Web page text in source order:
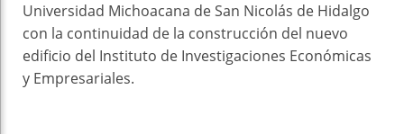
Universidad Michoacana de San Nicolás de Hidalgo
con la continuidad de la construcción del nuevo
edificio del Instituto de Investigaciones Económicas
y Empresariales.